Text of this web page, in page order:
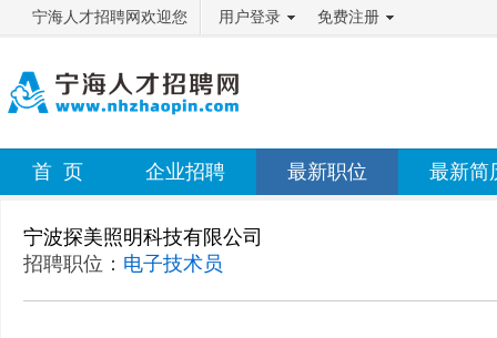
宁海人才招聘网欢迎您 用户登录 免费注册
首 页 企业招聘 最新职位 最新简
宁波探美照明科技有限公司
招聘职位： 电子技术员